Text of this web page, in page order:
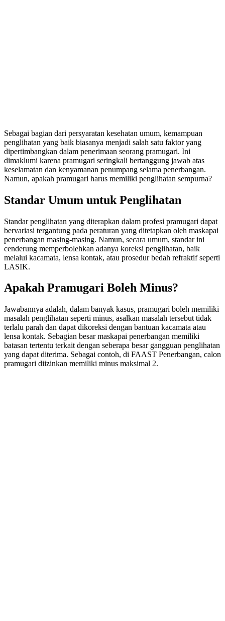
Sebagai bagian dari persyaratan kesehatan umum, kemampuan
penglihatan yang baik biasanya menjadi salah satu faktor yang
dipertimbangkan dalam penerimaan seorang pramugari. Ini
dimaklumi karena pramugari seringkali bertanggung jawab atas
keselamatan dan kenyamanan penumpang selama penerbangan.
Namun, apakah pramugari harus memiliki penglihatan sempurna?
Standar Umum untuk Penglihatan
Standar penglihatan yang diterapkan dalam profesi pramugari dapat
bervariasi tergantung pada peraturan yang ditetapkan oleh maskapai
penerbangan masing-masing. Namun, secara umum, standar ini
cenderung memperbolehkan adanya koreksi penglihatan, baik
melalui kacamata, lensa kontak, atau prosedur bedah refraktif seperti
LASIK.
Apakah Pramugari Boleh Minus?
Jawabannya adalah, dalam banyak kasus, pramugari boleh memiliki
masalah penglihatan seperti minus, asalkan masalah tersebut tidak
terlalu parah dan dapat dikoreksi dengan bantuan kacamata atau
lensa kontak. Sebagian besar maskapai penerbangan memiliki
batasan tertentu terkait dengan seberapa besar gangguan penglihatan
yang dapat diterima. Sebagai contoh, di FAAST Penerbangan, calon
pramugari diizinkan memiliki minus maksimal 2.